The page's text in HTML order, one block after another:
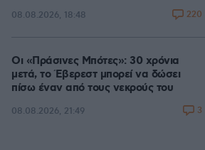
08.08.2026, 18:48 220
Οι «Πράσινες Μπότες»: 30 χρόνια
μετά, το Έβερεστ μπορεί να δώσει
πίσω έναν από τους νεκρούς του
08.08.2026, 21:49 3